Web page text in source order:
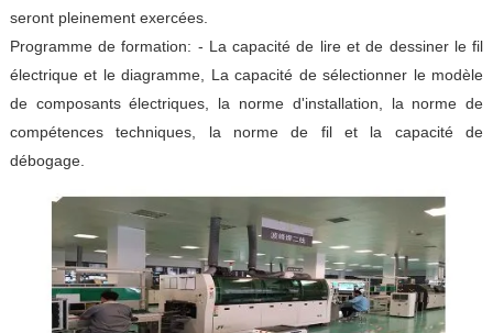
seront pleinement exercées.
Programme de formation: - La capacité de lire et de dessiner le fil
électrique et le diagramme, La capacité de sélectionner le modèle
de composants électriques, la norme d'installation, la norme de
compétences techniques, la norme de fil et la capacité de
débogage.